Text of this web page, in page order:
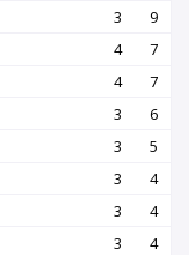
3
9
4
7
4
7
3
6
3
5
3
4
3
4
3
4